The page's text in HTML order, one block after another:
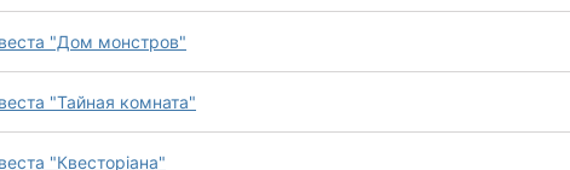
"Дом монстров"
"Тайная комната"
"Квесторіана"